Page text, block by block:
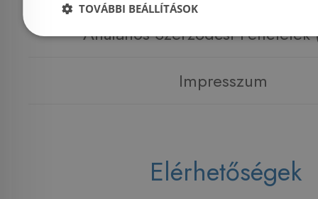
Általános Szerződési Feltételek
Impresszum
Elérhetőségek
TOVÁBBI BEÁLLÍTÁSOK